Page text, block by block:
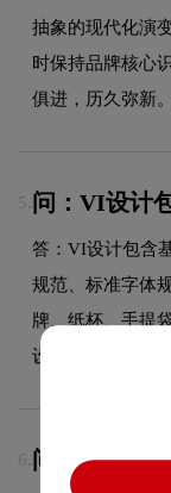
抽象的现代化演
时保持品牌核心
俱进，历久弥新。
5. 问：VI设计
答：VI设计包含
规范、标准字体
牌、纸杯、手提
设计）。
6. 问：Sunway